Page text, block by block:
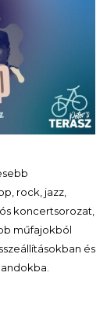
rock, jazz,
koncertsorozat,
műfajokból
és